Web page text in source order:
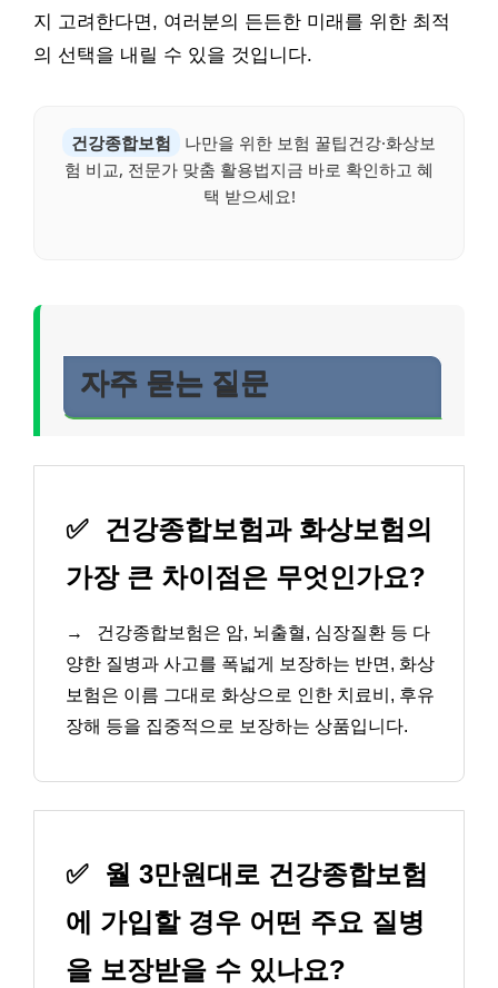
지 고려한다면, 여러분의 든든한 미래를 위한 최적
의 선택을 내릴 수 있을 것입니다.
건강종합보험
나만을 위한 보험 꿀팁건강·화상보
험 비교, 전문가 맞춤 활용법지금 바로 확인하고 혜
택 받으세요!
자주 묻는 질문
✅
건강종합보험과 화상보험의
가장 큰 차이점은 무엇인가요?
→
건강종합보험은 암, 뇌출혈, 심장질환 등 다
양한 질병과 사고를 폭넓게 보장하는 반면, 화상
보험은 이름 그대로 화상으로 인한 치료비, 후유
장해 등을 집중적으로 보장하는 상품입니다.
✅
월 3만원대로 건강종합보험
에 가입할 경우 어떤 주요 질병
을 보장받을 수 있나요?